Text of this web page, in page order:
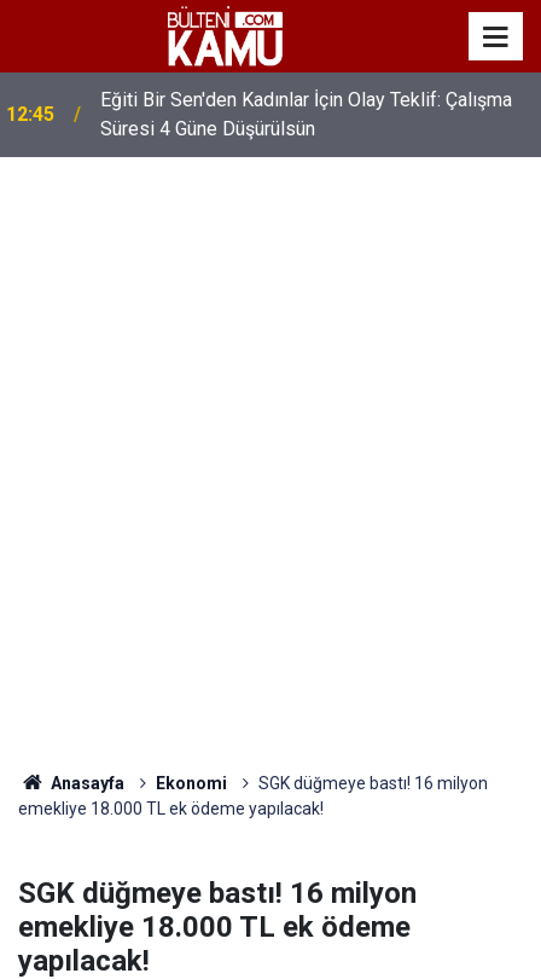
12:45
Eğiti Bir Sen'den Kadınlar İçin Olay Teklif: Çalışma
Süresi 4 Güne Düşürülsün
Anasayfa Ekonomi
SGK düğmeye bastı! 16 milyon
emekliye 18.000 TL ek ödeme yapılacak!
SGK düğmeye bastı! 16 milyon
emekliye 18.000 TL ek ödeme
yapılacak!